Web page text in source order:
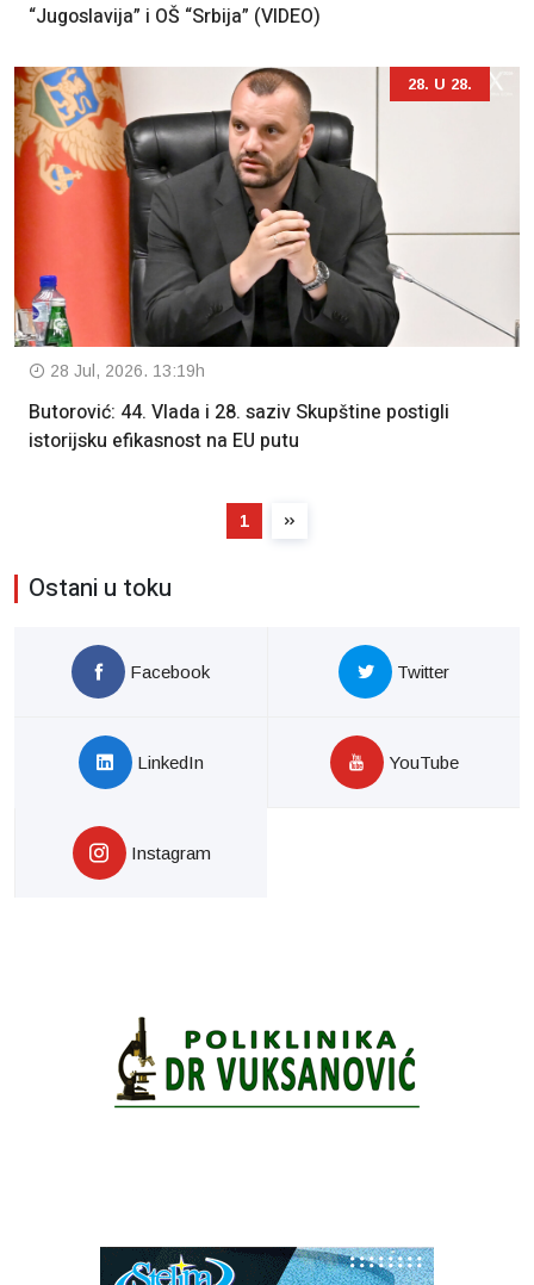
“Jugoslavija” i OŠ “Srbija” (VIDEO)
28. U 28.
28 Jul, 2026. 13:19h
Butorović: 44. Vlada i 28. saziv Skupštine postigli
istorijsku efikasnost na EU putu
1
Ostani u toku
Facebook Twitter
LinkedIn YouTube
Instagram